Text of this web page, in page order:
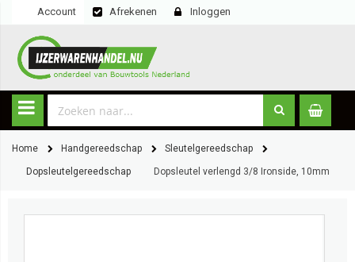
Account Afrekenen Inloggen
Home Handgereedschap Sleutelgereedschap
Dopsleutelgereedschap Dopsleutel verlengd 3/8 Ironside, 10mm